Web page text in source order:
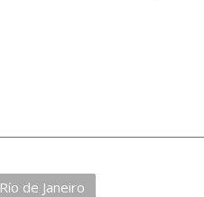
Río de Janeiro